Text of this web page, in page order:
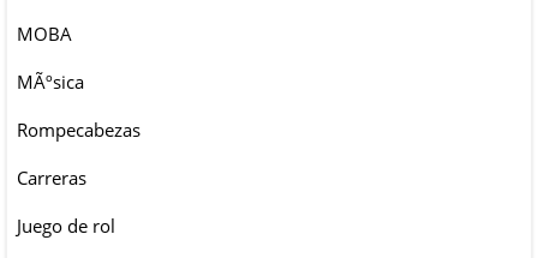
MOBA
MÃºsica
Rompecabezas
Carreras
Juego de rol